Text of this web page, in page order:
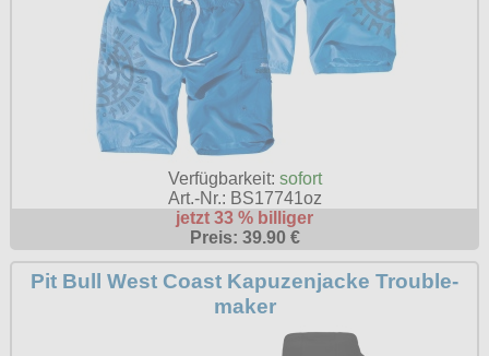
Verfügbarkeit: sofort
Art.-Nr.: BS17741oz
jetzt 33 % billiger
Preis: 39.90 €
Pit Bull West Coast Kapuzenjacke Trouble-
maker